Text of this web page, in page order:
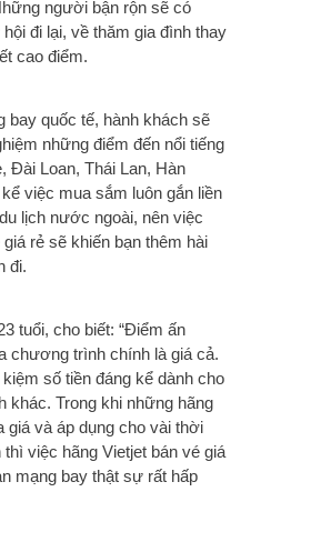
người bận rộn sẽ có
đi lại, về thăm gia đình thay
cao điểm.
bay quốc tế, hành khách sẽ
những điểm đến nổi tiếng
Đài Loan, Thái Lan, Hàn
việc mua sắm luôn gắn liền
lịch nước ngoài, nên việc
rẻ sẽ khiến bạn thêm hài
đi.
tuổi, cho biết: “Điểm ấn
chương trình chính là giá cả.
số tiền đáng kể dành cho
khác. Trong khi những hãng
giá và áp dụng cho vài thời
thì việc hãng Vietjet bán vé giá
mạng bay thật sự rất hấp